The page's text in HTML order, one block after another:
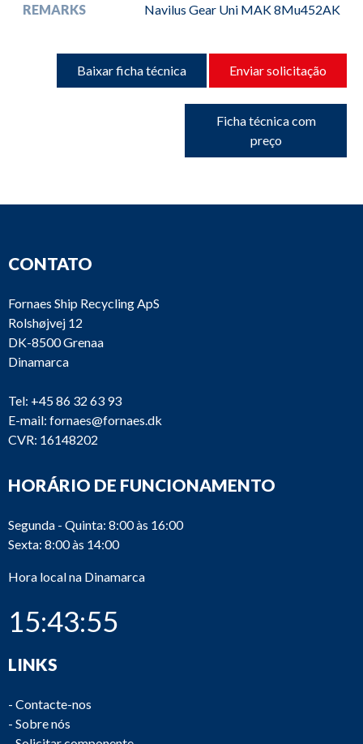
REMARKS Navilus Gear Uni MAK 8Mu452AK
Baixar ficha técnica Enviar solicitação
Ficha técnica com
preço
CONTATO
Fornaes Ship Recycling ApS
Rolshøjvej 12
DK-8500 Grenaa
Dinamarca
Tel: +45 86 32 63 93
E-mail: fornaes@fornaes.dk
CVR: 16148202
HORÁRIO DE FUNCIONAMENTO
Segunda - Quinta: 8:00 às 16:00
Sexta: 8:00 às 14:00
Hora local na Dinamarca
15:43:55
LINKS
- Contacte-nos
- Sobre nós